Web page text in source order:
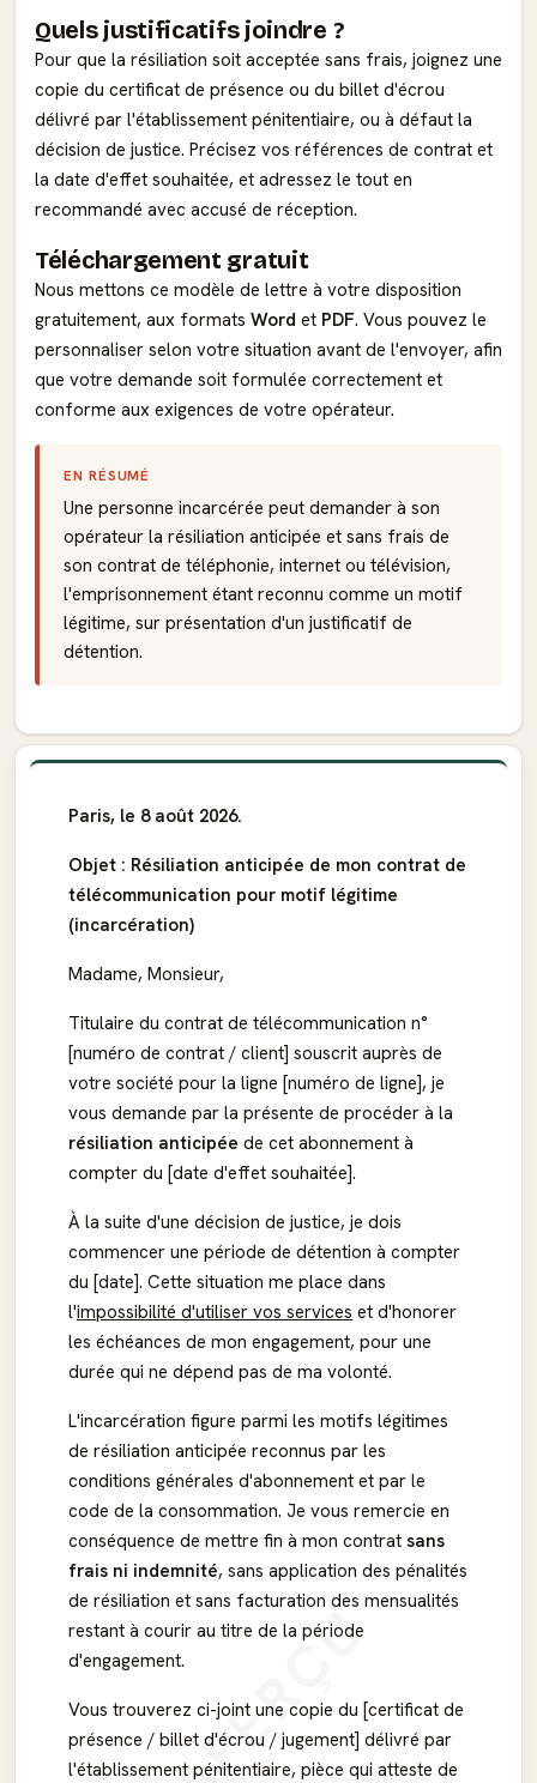
Quels justificatifs joindre ?
Pour que la résiliation soit acceptée sans frais, joignez une
copie du certificat de présence ou du billet d'écrou
délivré par l'établissement pénitentiaire, ou à défaut la
décision de justice. Précisez vos références de contrat et
la date d'effet souhaitée, et adressez le tout en
recommandé avec accusé de réception.
Téléchargement gratuit
Nous mettons ce modèle de lettre à votre disposition
gratuitement, aux formats Word et PDF. Vous pouvez le
personnaliser selon votre situation avant de l'envoyer, afin
que votre demande soit formulée correctement et
conforme aux exigences de votre opérateur.
EN RÉSUMÉ
Une personne incarcérée peut demander à son
opérateur la résiliation anticipée et sans frais de
son contrat de téléphonie, internet ou télévision,
l'emprisonnement étant reconnu comme un motif
légitime, sur présentation d'un justificatif de
détention.
APERÇU
Paris, le 8 août 2026.
Objet : Résiliation anticipée de mon contrat de
télécommunication pour motif légitime
(incarcération)
Madame, Monsieur,
Titulaire du contrat de télécommunication n°
[numéro de contrat / client] souscrit auprès de
votre société pour la ligne [numéro de ligne], je
vous demande par la présente de procéder à la
résiliation anticipée de cet abonnement à
compter du [date d'effet souhaitée].
À la suite d'une décision de justice, je dois
commencer une période de détention à compter
du [date]. Cette situation me place dans
l'impossibilité d'utiliser vos services et d'honorer
les échéances de mon engagement, pour une
durée qui ne dépend pas de ma volonté.
L'incarcération figure parmi les motifs légitimes
de résiliation anticipée reconnus par les
conditions générales d'abonnement et par le
code de la consommation. Je vous remercie en
conséquence de mettre fin à mon contrat sans
frais ni indemnité, sans application des pénalités
de résiliation et sans facturation des mensualités
restant à courir au titre de la période
d'engagement.
Vous trouverez ci-joint une copie du [certificat de
présence / billet d'écrou / jugement] délivré par
l'établissement pénitentiaire, pièce qui atteste de